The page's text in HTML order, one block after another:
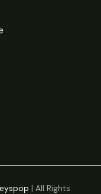
| All Rights